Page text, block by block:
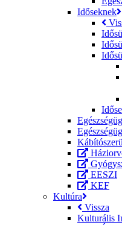
Időseknek
EESZI
KEF
Kultúra
Vissza
Kulturális